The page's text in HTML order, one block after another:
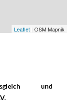
Leaflet | OSM Mapnik
und